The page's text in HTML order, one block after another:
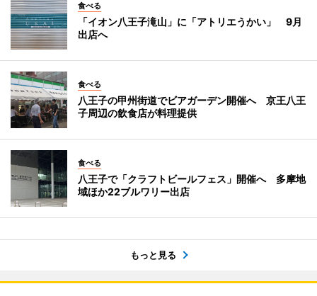
食べる
「イオン八王子滝山」に「アトリエうかい」 9月
出店へ
食べる
八王子の甲州街道でビアガーデン開催へ 京王八王
子周辺の飲食店が料理提供
食べる
八王子で「クラフトビールフェス」開催へ 多摩地
域ほか22ブルワリー出店
もっと見る